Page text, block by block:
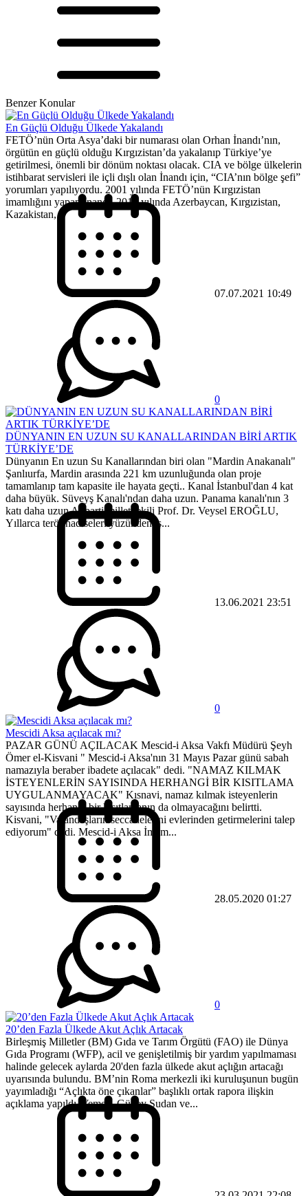
Benzer Konular
En Güçlü Olduğu Ülkede Yakalandı
FETÖ’nün Orta Asya’daki bir numarası olan Orhan İnandı’nın,
örgütün en güçlü olduğu Kırgızistan’da yakalanıp Türkiye’ye
getirilmesi, önemli bir dönüm noktası olacak. CIA ve bölge ülkelerin
istihbarat servisleri ile içli dışlı olan İnandı için, “CIA’nın bölge şefi”
yorumları yapılıyordu. 2001 yılında FETÖ’nün Kırgızistan
imamlığını yapan İnandı, 2017 yılında Azerbaycan, Kırgızistan,
Kazakistan,...
07.07.2021 10:49
0
DÜNYANIN EN UZUN SU KANALLARINDAN BİRİ ARTIK
TÜRKİYE’DE
Dünyanın En uzun Su Kanallarından biri olan "Mardin Anakanalı"
Şanlıurfa, Mardin arasında 221 km uzunluğunda olan proje
tamamlanıp tam kapasite ile hayata geçti.. Kanal İstanbul'dan 4 kat
daha büyük. Süveyş Kanalı'ndan daha uzun. Panama kanalı'nın 3
katı daha uzun Akparti milletvekili Prof. Dr. Veysel EROĞLU,
Yıllarca terör hadiseleri yüzünden iş...
13.06.2021 23:51
0
Mescidi Aksa açılacak mı?
PAZAR GÜNÜ AÇILACAK Mescid-i Aksa Vakfı Müdürü Şeyh
Ömer el-Kisvani " Mescid-i Aksa'nın 31 Mayıs Pazar günü sabah
namazıyla beraber ibadete açılacak" dedi. "NAMAZ KILMAK
İSTEYENLERİN SAYISINDA HERHANGİ BİR KISITLAMA
UYGULANMAYACAK" Kısnavi, namaz kılmak isteyenlerin
sayısında herhangi bir kısıtlamanın da olmayacağını belirtti.
Kisvani, "Vatandaşların seccadelerini evlerinden getirmelerini talep
ediyorum" dedi. Mescid-i Aksa İmam...
28.05.2020 01:27
0
20’den Fazla Ülkede Akut Açlık Artacak
Birleşmiş Milletler (BM) Gıda ve Tarım Örgütü (FAO) ile Dünya
Gıda Programı (WFP), acil ve genişletilmiş bir yardım yapılmaması
halinde gelecek aylarda 20'den fazla ülkede akut açlığın artacağı
uyarısında bulundu. BM’nin Roma merkezli iki kuruluşunun bugün
yayımladığı “Açlıkta öne çıkanlar” başlıklı ortak rapora ilişkin
açıklama yapıldı. Yemen, Güney Sudan ve...